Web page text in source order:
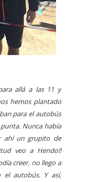
allá a las 11 y
hemos plantado
para el autobús
Nunca había
ahí un grupito de
veo a Hendo!!
creer, no llego a
autobús. Y así,